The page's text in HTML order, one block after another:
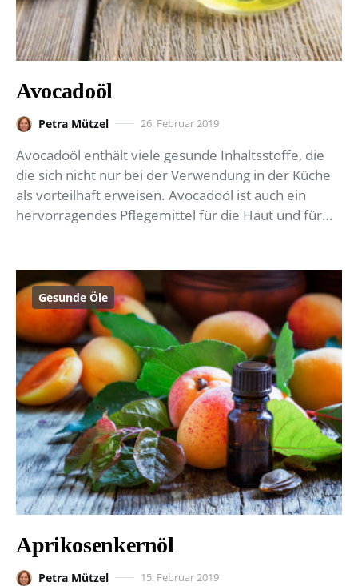
Avocadoöl
Petra Mützel 26. Februar 2019
Avocadoöl enthält viele gesunde Inhaltsstoffe, die
die sich nicht nur bei der Verwendung in der Küche
als vorteilhaft erweisen. Avocadoöl ist auch ein
hervorragendes Pflegemittel für die Haut und für…
Gesunde Öle
Aprikosenkernöl
Petra Mützel 15. Februar 2019